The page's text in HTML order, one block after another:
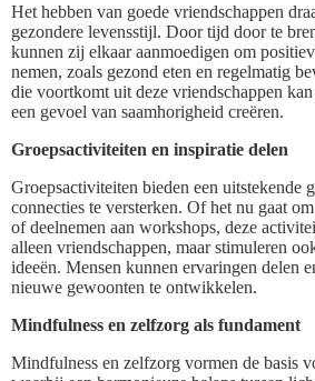
Het hebben van goede vriendschappen
gezondere levensstijl. Door tijd door te
kunnen zij elkaar aanmoedigen om
nemen, zoals gezond eten en regelmatig
die voortkomt uit deze vriendschappen
een gevoel van saamhorigheid creëren.
Groepsactiviteiten en inspiratie delen
Groepsactiviteiten bieden een uitstekende
connecties te versterken. Of het nu gaat
of deelnemen aan workshops, deze
alleen vriendschappen, maar stimuleren
ideeën. Mensen kunnen ervaringen delen
nieuwe gewoonten te ontwikkelen.
Mindfulness en zelfzorg als fundament
Mindfulness en zelfzorg vormen de basis